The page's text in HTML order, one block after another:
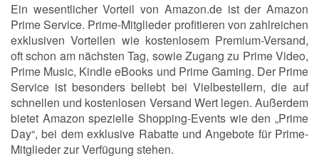
Ein wesentlicher Vorteil von Amazon.de ist der Amazon
Prime Service. Prime-Mitglieder profitieren von zahlreichen
exklusiven Vorteilen wie kostenlosem Premium-Versand,
oft schon am nächsten Tag, sowie Zugang zu Prime Video,
Prime Music, Kindle eBooks und Prime Gaming. Der Prime
Service ist besonders beliebt bei Vielbestellern, die auf
schnellen und kostenlosen Versand Wert legen. Außerdem
bietet Amazon spezielle Shopping-Events wie den „Prime
Day“, bei dem exklusive Rabatte und Angebote für Prime-
Mitglieder zur Verfügung stehen.